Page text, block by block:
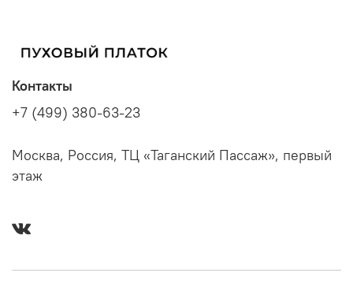
Контакты
+7 (499) 380-63-23
Москва, Россия, ТЦ «Таганский Пассаж», первый
этаж